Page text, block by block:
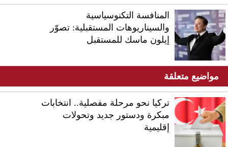
المنافسة التكنوسياسية
والسيناريوهات المستقبلية: تصوّر
إيلون ماسك للمستقبل
مواضيع متعلقة
تركيا نحو مرحلة مفصلية.. انتخابات
مبكرة ودستور جديد وتحولات
إقليمية